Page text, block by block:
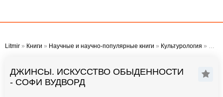
Litmir » Книги » Научные и научно-популярные книги » Культурология » Джинсы. Искусство обыденности - Софи Вудворд
ДЖИНСЫ. ИСКУССТВО ОБЫДЕННОСТИ
- СОФИ ВУДВОРД